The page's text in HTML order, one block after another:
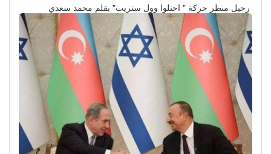
رحيل منظر حركة " احتلوا وول ستريت" بقلم محمد سعدي